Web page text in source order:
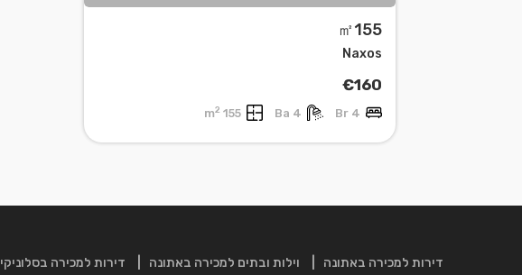
OpenStreetMap
㎡155
Naxos
€160
4 Br
4 Ba
155 m
2
דירות למכירה באתונה וילות ובתים למכירה באתונה דירות למכירה בסלוניקי